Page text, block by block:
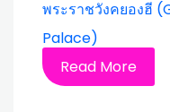
พระราชวังคยองฮี
Palace)
Read More